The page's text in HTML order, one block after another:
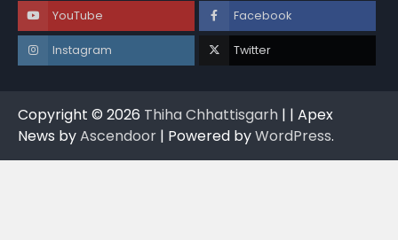
YouTube Facebook
Instagram Twitter
Copyright © 2026 Thiha Chhattisgarh | | Apex
News byAscendoor | Powered byWordPress.